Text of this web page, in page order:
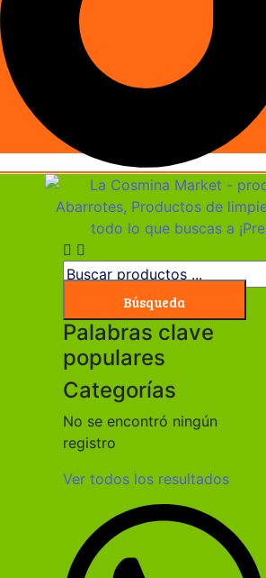
Búsqueda
Palabras clave
populares
Categorías
No se encontró ningún
registro
Ver todos los resultados